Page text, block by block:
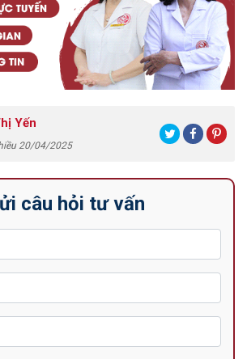
Yến
20/04/2025
câu hỏi tư vấn